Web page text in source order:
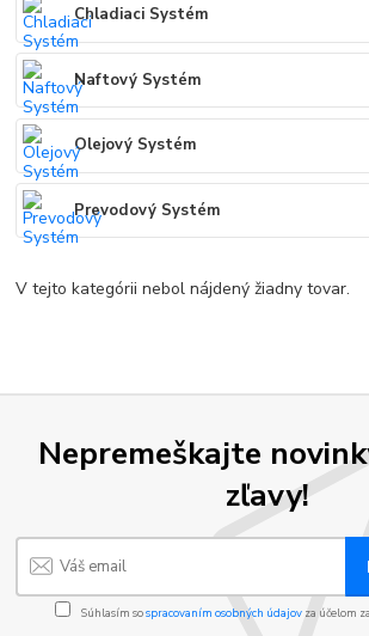
Chladiaci Systém
Naftový Systém
Olejový Systém
Prevodový Systém
V tejto kategórii nebol nájdený žiadny tovar.
Nepremeškajte
zľavy!
Súhlasím sospracovaním osobných údajov za účelom